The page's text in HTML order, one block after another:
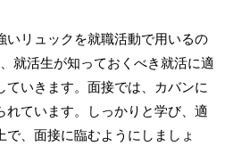
いリュックを就職活動で用いるの
就活生が知っておくべき就活に適
ていきます。面接では、カバンに
れています。しっかりと学び、適
、面接に臨むようにしましょ